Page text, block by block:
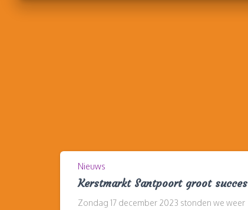
Nieuws
Kerstmarkt Santpoort groot succes
Zondag 17 december 2023 stonden we weer